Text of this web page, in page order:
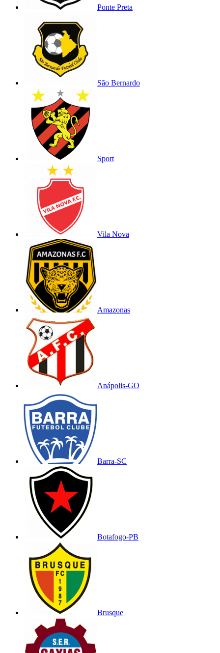
Ponte Preta
São Bernardo
Sport
Vila Nova
Amazonas
Anápolis-GO
Barra-SC
Botafogo-PB
Brusque